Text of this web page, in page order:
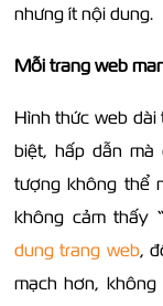
nhưng ít nội dung.
Mỗi trang web
Hình thức web
biệt, hấp dẫn mà
tượng không thể
không cảm thấy
dung trang web,
mạch hơn,